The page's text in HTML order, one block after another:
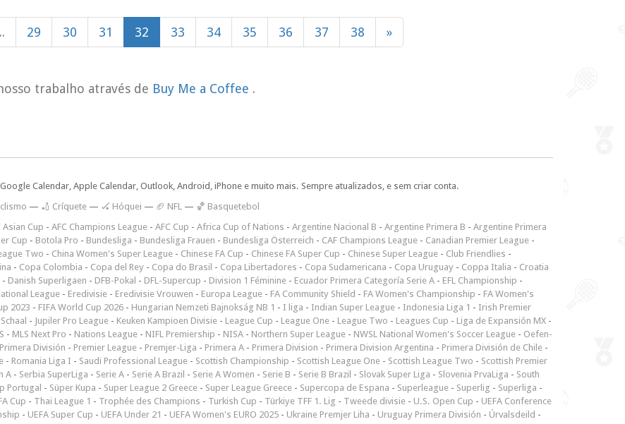
29 30 31 32 33 34 35 36 37 38 »
trabalho através de Buy Me a Coffee .
Calendar, Apple Calendar, Outlook, Android, iPhone e muito mais. Sempre atualizados, e sem criar conta.
— 🏏 Críquete — 🏑 Hóquei — 🏈 NFL — 🏀 Basquetebol
Asian Cup - AFC Champions League - AFC Cup - Africa Cup of Nations - Argentine Nacional B - Argentine Primera B - Argentine Primera
Cup - Botola Pro - Bundesliga - Bundesliga Frauen - Bundesliga Österreich - CAF Champions League - Canadian Premier League -
Two - China Women's Super League - Chinese FA Cup - Chinese FA Super Cup - Chinese Super League - Club Friendlies -
- Copa Colombia - Copa del Rey - Copa do Brasil - Copa Libertadores - Copa Sudamericana - Copa Uruguay - Coppa Italia - Croatia
- Danish Superligaen - DFB-Pokal - DFL-Supercup - Division 1 Féminine - Ecuador Primera Categoría Serie A - EFL Championship -
League - Eredivisie - Eredivisie Vrouwen - Europa League - FA Community Shield - FA Women's Championship - FA Women's
2023 - FIFA World Cup 2026 - Hungarian Nemzeti Bajnokság NB 1 - I liga - Indian Super League - Indonesia Liga 1 - Irish Premier
- Jupiler Pro League - Keuken Kampioen Divisie - League Cup - League One - League Two - Leagues Cup - Liga de Expansión MX -
- MLS Next Pro - Nations League - NIFL Premiership - NISA - Northern Super League - NWSL National Women's Soccer League - Oefen-
División - Premier League - Premjer-Liga - Primera A - Primera Division - Primera Division Argentina - Primera División de Chile -
- Romania Liga I - Saudi Professional League - Scottish Championship - Scottish League One - Scottish League Two - Scottish Premier
A - Serbia SuperLiga - Serie A - Serie A Brazil - Serie A Women - Serie B - Serie B Brazil - Slovak Super Liga - Slovenia PrvaLiga - South
Portugal - Süper Kupa - Super League 2 Greece - Super League Greece - Supercopa de Espana - Superleague - Superlig - Superliga -
Cup - Thai League 1 - Trophée des Champions - Turkish Cup - Türkiye TFF 1. Lig - Tweede divisie - U.S. Open Cup - UEFA Conference
- UEFA Super Cup - UEFA Under 21 - UEFA Women's EURO 2025 - Ukraine Premjer Liha - Uruguay Primera División - Úrvalsdeild -